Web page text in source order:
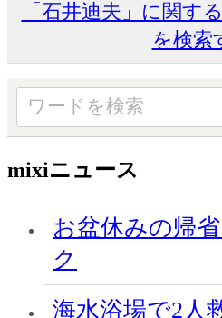
「石井迪夫」に関す
を検索
mixiニュース
お盆休みの帰
ク
海水浴場で2人